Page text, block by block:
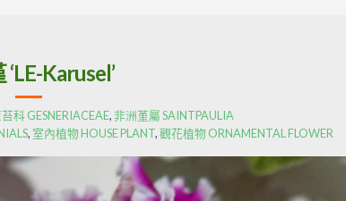
Karusel’
科 GESNERIACEAE,非洲堇屬 SAINTPAULIA
, 室內植物 HOUSE PLANT,觀花植物 ORNAMENTAL FLOWER